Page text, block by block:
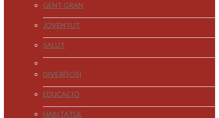
GENT GRAN
JOVENTUT
SALUT
DIVER[SOS]
EDUCACIÓ
HABITATGE